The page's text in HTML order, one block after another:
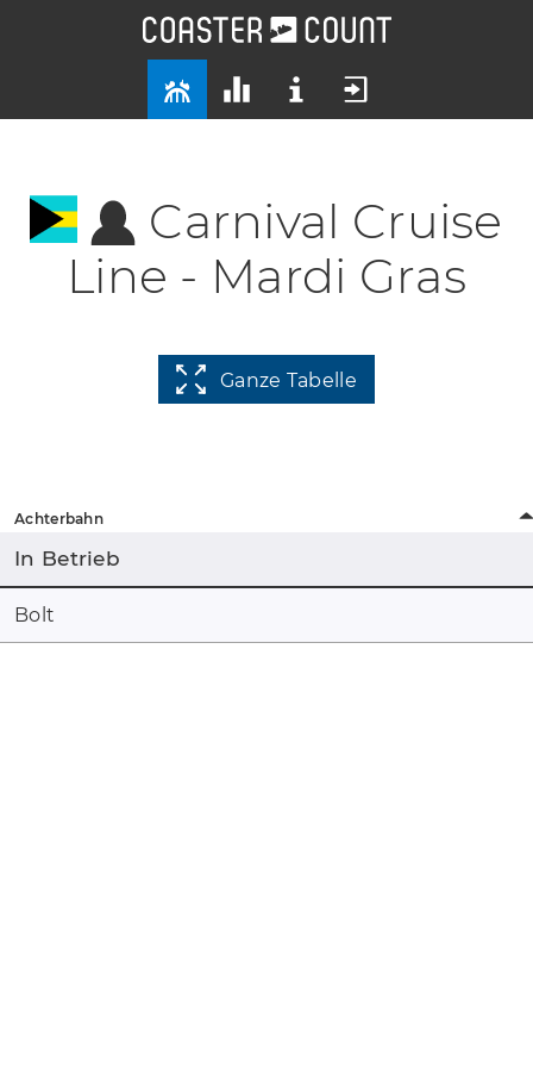
Carnival Cruise
Line - Mardi Gras
Ganze Tabelle
Achterbahn
In Betrieb
Bolt